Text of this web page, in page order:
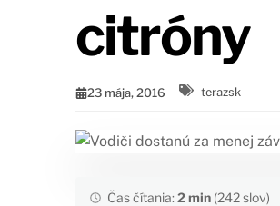
citróny
23 mája, 2016 terazsk
Čas čítania:2 min(242 slov)